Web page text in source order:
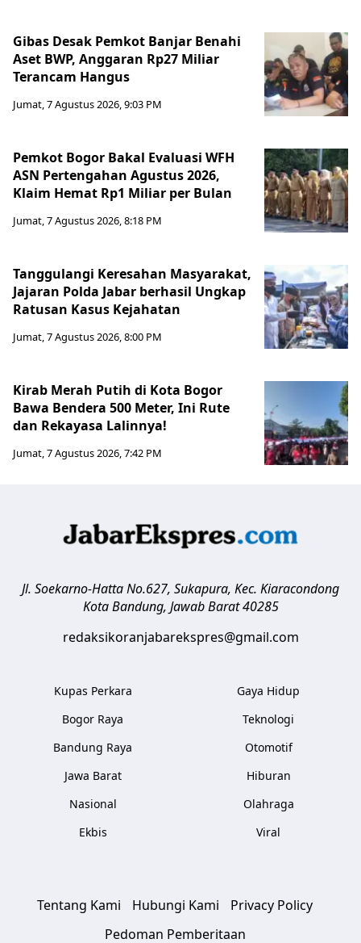
Gibas Desak Pemkot Banjar Benahi
Aset BWP, Anggaran Rp27 Miliar
Terancam Hangus
Jumat, 7 Agustus 2026, 9:03 PM
Pemkot Bogor Bakal Evaluasi WFH
ASN Pertengahan Agustus 2026,
Klaim Hemat Rp1 Miliar per Bulan
Jumat, 7 Agustus 2026, 8:18 PM
Tanggulangi Keresahan Masyarakat,
Jajaran Polda Jabar berhasil Ungkap
Ratusan Kasus Kejahatan
Jumat, 7 Agustus 2026, 8:00 PM
Kirab Merah Putih di Kota Bogor
Bawa Bendera 500 Meter, Ini Rute
dan Rekayasa Lalinnya!
Jumat, 7 Agustus 2026, 7:42 PM
Jl. Soekarno-Hatta No.627, Sukapura, Kec. Kiaracondong
Kota Bandung, Jawab Barat 40285
redaksikoranjabarekspres@gmail.com
Kupas Perkara
Bogor Raya
Bandung Raya
Jawa Barat
Nasional
Ekbis
Gaya Hidup
Teknologi
Otomotif
Hiburan
Olahraga
Viral
Tentang Kami Hubungi Kami
Privacy Policy
Pedoman Pemberitaan